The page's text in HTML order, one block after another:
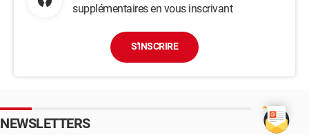
supplémentaires en vous inscrivant
S'INSCRIRE
NEWSLETTERS